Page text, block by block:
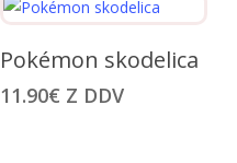
Izberite Možnosti
izdelek
ima
Pokémon skodelica
11.90€ Z DDV